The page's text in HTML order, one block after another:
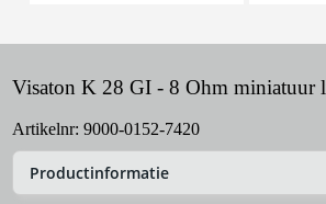
Visaton K 28 GI - 8 Ohm miniatuur
Artikelnr: 9000-0152-7420
Productinformatie